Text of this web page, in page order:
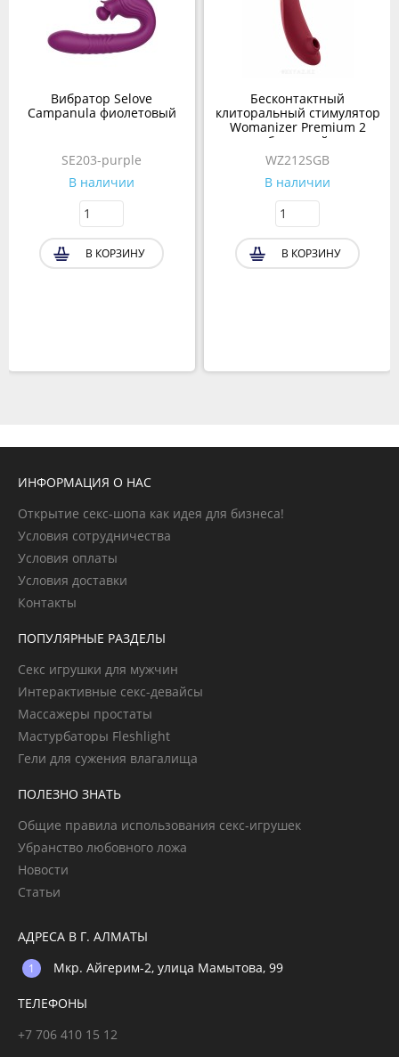
Вибратор Selove
Campanula фиолетовый
SE203-purple
В наличии
В КОРЗИНУ
Бесконтактный
клиторальный стимулятор
Womanizer Premium 2
бордовый
WZ212SGB
В наличии
В КОРЗИНУ
ИНФОРМАЦИЯ О НАС
Открытие секс-шопа как идея для бизнеса!
Условия сотрудничества
Условия оплаты
Условия доставки
Контакты
ПОПУЛЯРНЫЕ РАЗДЕЛЫ
Секс игрушки для мужчин
Интерактивные секс-девайсы
Массажеры простаты
Мастурбаторы Fleshlight
Гели для сужения влагалища
ПОЛЕЗНО ЗНАТЬ
Общие правила использования секс-игрушек
Убранство любовного ложа
Новости
Статьи
АДРЕСА В Г. АЛМАТЫ
Мкр. Айгерим-2, улица Мамытова, 99
ТЕЛЕФОНЫ
+7 706 410 15 12